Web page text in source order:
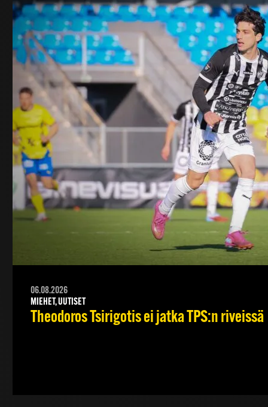
06.08.2026
MIEHET, UUTISET
Theodoros Tsirigotis ei jatka TPS:n riveissä